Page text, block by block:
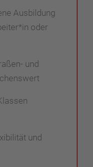
Ausbildung
oder
und
und